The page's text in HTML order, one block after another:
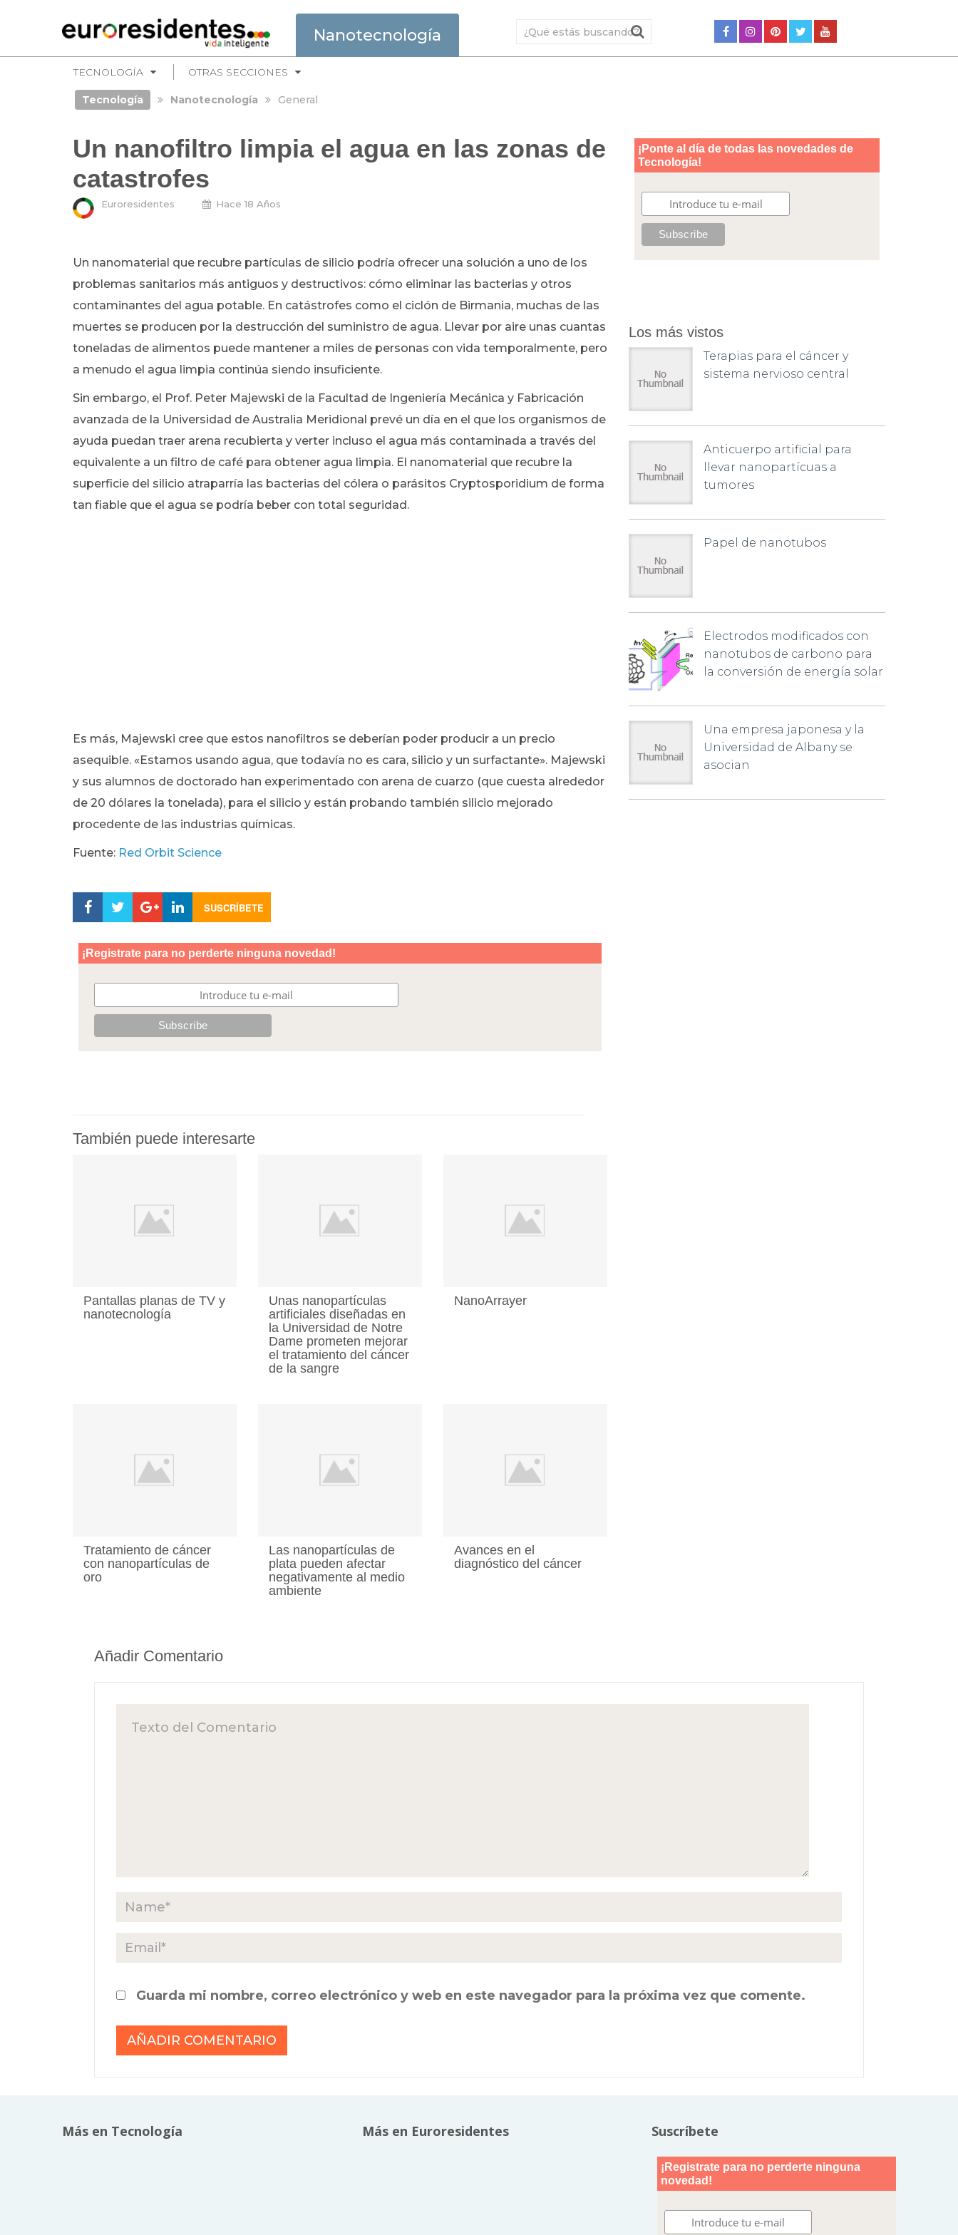
Nanotecnología
TECNOLOGÍA OTRAS SECCIONES
Tecnología Nanotecnología General
Un nanofiltro limpia el agua en las zonas de
catastrofes
Euroresidentes Hace 18 Años
Un nanomaterial que recubre partículas de silicio podría ofrecer una solución a uno de los
problemas sanitarios más antiguos y destructivos: cómo eliminar las bacterias y otros
contaminantes del agua potable. En catástrofes como el ciclón de Birmania, muchas de las
muertes se producen por la destrucción del suministro de agua. Llevar por aire unas cuantas
toneladas de alimentos puede mantener a miles de personas con vida temporalmente, pero
a menudo el agua limpia continúa siendo insuficiente.
Sin embargo, el Prof. Peter Majewski de la Facultad de Ingeniería Mecánica y Fabricación
avanzada de la Universidad de Australia Meridional prevé un día en el que los organismos de
ayuda puedan traer arena recubierta y verter incluso el agua más contaminada a través del
equivalente a un filtro de café para obtener agua limpia. El nanomaterial que recubre la
superficie del silicio atraparría las bacterias del cólera o parásitos Cryptosporidium de forma
tan fiable que el agua se podría beber con total seguridad.
Es más, Majewski cree que estos nanofiltros se deberían poder producir a un precio
asequible. «Estamos usando agua, que todavía no es cara, silicio y un surfactante». Majewski
y sus alumnos de doctorado han experimentado con arena de cuarzo (que cuesta alrededor
de 20 dólares la tonelada), para el silicio y están probando también silicio mejorado
procedente de las industrias químicas.
Fuente: Red Orbit Science
SUSCRÍBETE
También puede interesarte
Pantallas planas de TV y
nanotecnología
Unas nanopartículas
artificiales diseñadas en
la Universidad de Notre
Dame prometen mejorar
el tratamiento del cáncer
de la sangre
NanoArrayer
Tratamiento de cáncer
con nanopartículas de
oro
Las nanopartículas de
plata pueden afectar
negativamente al medio
ambiente
Avances en el
diagnóstico del cáncer
Los más vistos
Terapias para el cáncer y
sistema nervioso central
Anticuerpo artificial para
llevar nanopartícuas a
tumores
Papel de nanotubos
Electrodos modificados con
nanotubos de carbono para
la conversión de energía solar
Una empresa japonesa y la
Universidad de Albany se
asocian
Añadir Comentario
Guarda mi nombre, correo electrónico y web en este navegador para la próxima vez que comente.
Más en Tecnología Más en Euroresidentes Suscríbete